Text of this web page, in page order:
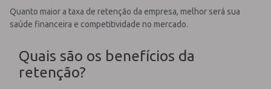
Quanto maior a taxa de retenção da empresa, melhor será sua
saúde financeira e competitividade no mercado.
Quais são os benefícios da
retenção?